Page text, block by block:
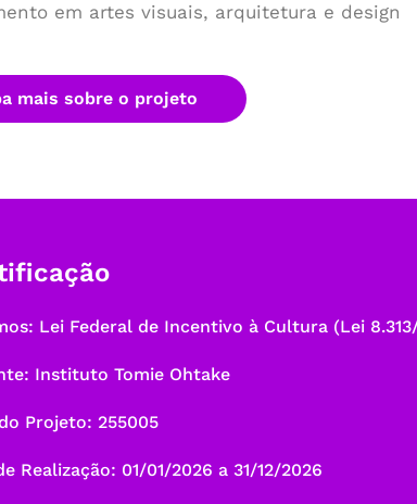
em artes visuais, arquitetura e design
mais sobre o projeto
Lei Federal de Incentivo à Cultura (Lei
Instituto Tomie Ohtake
Projeto: 255005
Realização: 01/01/2026 a 31/12/2026